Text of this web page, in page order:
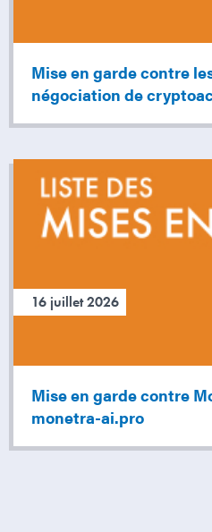
Mise en garde contre
négociation de
16 juillet 2026
Mise en garde contre
monetra-ai.pro